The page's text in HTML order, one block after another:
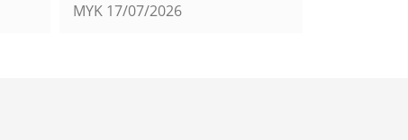
MYK 17/07/2026